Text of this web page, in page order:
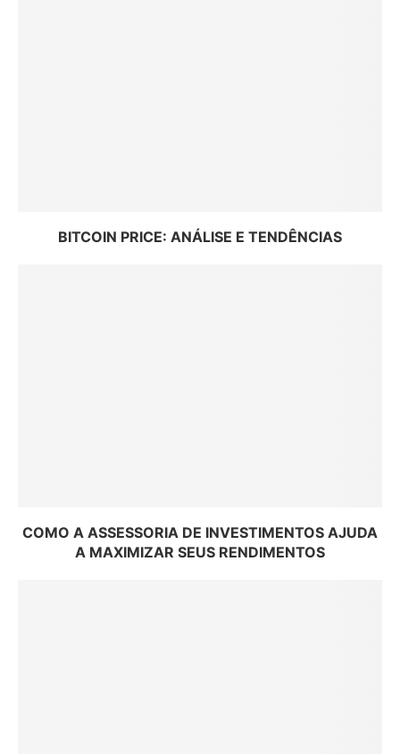
BITCOIN PRICE: ANÁLISE E TENDÊNCIAS
COMO A ASSESSORIA DE INVESTIMENTOS AJUDA
A MAXIMIZAR SEUS RENDIMENTOS